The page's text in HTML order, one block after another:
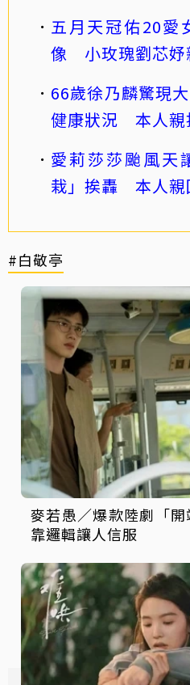
五月天冠佑20愛
像 小玫瑰劉芯妤
66歲徐乃麟驚現
健康狀況 本人親
愛莉莎莎颱風天
栽」挨轟 本人親
#白敬亭
麥若愚／爆款陸劇「
靠邏輯讓人信服